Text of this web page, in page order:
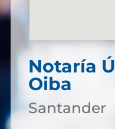
Notaría
Oiba
Santander